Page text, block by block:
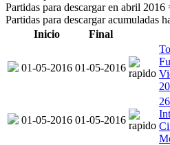
Partidas para descargar en abril 2016
Partidas para descargar acumuladas
Inicio
Final
01-05-2016 01-05-2016
01-05-2016 01-05-2016